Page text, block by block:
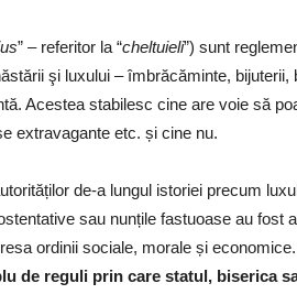
” – referitor la “cheltuieli”) sunt
şi luxului – îmbrăcăminte, bijuterii,
Acestea stabilesc cine are voie să
extravagante etc. și cine nu.
de-a lungul istoriei precum
sau nunțile fastuoase au fost
ordinii sociale, morale și
de reguli prin care statul, biserica